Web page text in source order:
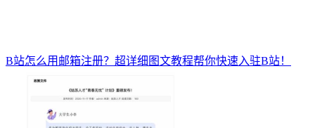
B站怎么用邮箱注册？超详细图文教程帮你快速入驻B站！